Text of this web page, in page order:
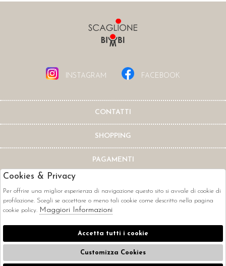
INSTAGRAM FACEBOOK
CONTATTI
SHOPPING
PAGAMENTI
CORRIERI
Cookies & Privacy
Per offrire una miglior esperienza di navigazione questo sito si avvale di cookie di
profilazione. Scegli se accettare o meno tali cookie come descritto nella pagina
cookie policy. Maggiori Informazioni
Accetta tutti i cookie
Customizza Cookies